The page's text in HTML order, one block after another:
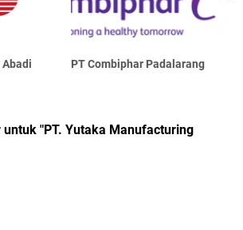
Abadi PT Combiphar Padalarang
untuk "PT. Yutaka Manufacturing